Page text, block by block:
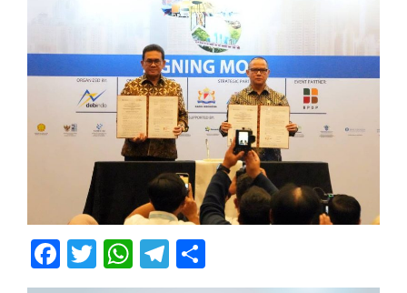
Facebook
Twitter
WhatsApp
Telegram